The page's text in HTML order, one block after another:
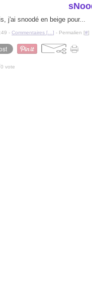
j'ai snoodé en beige pour...
- Commentaires [ ] - Permalien [#]
0 vote